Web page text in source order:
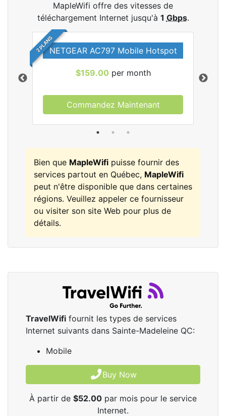
MapleWifi offre des vitesses de
téléchargement Internet jusqu'à 1 Gbps.
2 PLANSNETGEAR AC797 Mobile Hotspot
$159.00 per month
Commandez Maintenant
Bien que MapleWifi puisse fournir des
services partout en Québec, MapleWifi
peut n'être disponible que dans certaines
régions. Veuillez appeler ce fournisseur
ou visiter son site Web pour plus de
détails.
TravelWifi fournit les types de services
Internet suivants dans Sainte-Madeleine QC:
Mobile
Buy Now
À partir de $52.00 par mois pour le service
Internet.